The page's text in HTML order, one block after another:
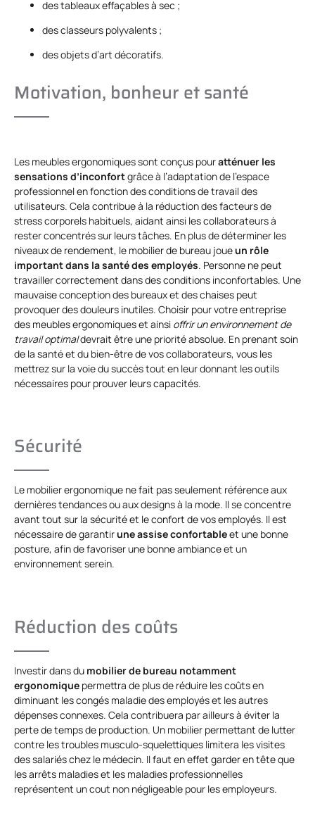
des tableaux effaçables à sec ;
des classeurs polyvalents ;
des objets d’art décoratifs.
Motivation, bonheur et santé
Les meubles ergonomiques sont conçus pouratténuer les
sensations d’inconfortgrâce à l’adaptation de l’espace
professionnel en fonction des conditions de travail des
utilisateurs. Cela contribue à la réduction des facteurs de
stress corporels habituels, aidant ainsi les collaborateurs à
rester concentrés sur leurs tâches. En plus de déterminer les
niveaux de rendement, le mobilier de bureau joueun rôle
important dans la santé des employés. Personne ne peut
travailler correctement dans des conditions inconfortables. Une
mauvaise conception des bureaux et des chaises peut
provoquer des douleurs inutiles. Choisir pour votre entreprise
des meubles ergonomiques et ainsi offrir un environnement de
travail optimaldevrait être une priorité absolue. En prenant soin
de la santé et du bien-être de vos collaborateurs, vous les
mettrez sur la voie du succès tout en leur donnant les outils
nécessaires pour prouver leurs capacités.
Sécurité
Le mobilier ergonomique ne fait pas seulement référence aux
dernières tendances ou aux designs à la mode. Il se concentre
avant tout sur la sécurité et le confort de vos employés. Il est
nécessaire de garantirune assise confortableet une bonne
posture, afin de favoriser une bonne ambiance et un
environnement serein.
Réduction des coûts
Investir dans du mobilier de bureau notamment
ergonomique permettra de plus de réduire les coûts en
diminuant les congés maladie des employés et les autres
dépenses connexes. Cela contribuera par ailleurs à éviter la
perte de temps de production. Un mobilier permettant de lutter
contre les troubles musculo-squelettiques limitera les visites
des salariés chez le médecin. Il faut en effet garder en tête que
les arrêts maladies et les maladies professionnelles
représentent un cout non négligeable pour les employeurs.